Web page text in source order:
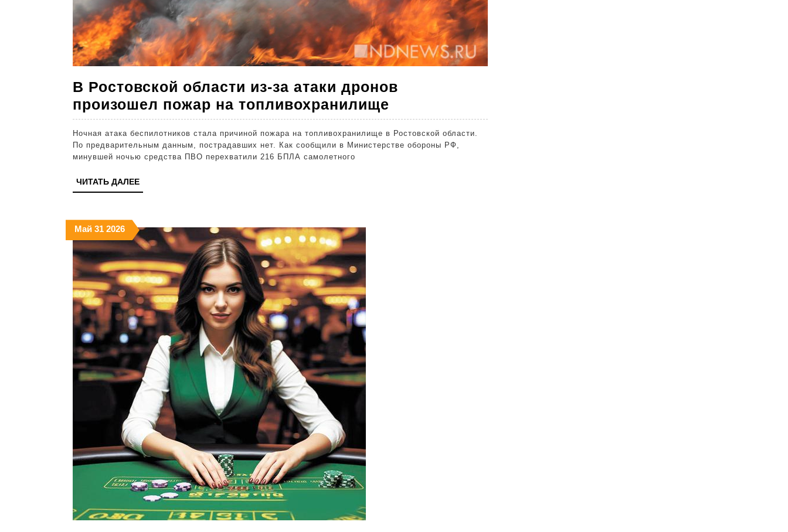
В Ростовской области из-за атаки дронов
произошел пожар на топливохранилище
Ростовской
области
Ночная атака беспилотников стала причиной пожара на топливохранилище в Ростовской области.
По предварительным данным, пострадавших нет. Как сообщили в Министерстве обороны РФ,
минувшей ночью средства ПВО перехватили 216 БПЛА самолетного
ЧИТАТЬ ДАЛЕЕЧИТАТЬ
ДАЛЕЕ
Май31.05.2026
31 31.05.2026
202631.05.2026